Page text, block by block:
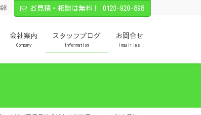
お見積・相談は無料！ 0120-920-898
会社案内
Company
スタッフブログ
Information
お問合せ
Inquiries